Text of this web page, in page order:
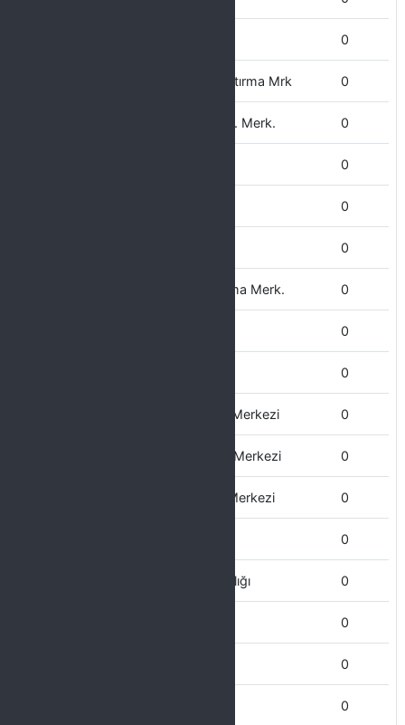
0
Uzaktan Eğitim Uygulama ve Araştırma Mrk 0
Tıbbi ve Aromatik Bitkiler Uyg. Arş. Merk. 0
0
0
0
Sürekli Eğitim Uygulama ve Arştırma Merk. 0
0
0
Sosyal Araştırmalar ve Uygulama Merkezi 0
Siyasal Araştırmalar ve Uygulama Merkezi 0
Sağlık Bilimleri Uygulama ve Arş. Merkezi 0
0
Sağlık Kültür ve Spor Daire Başkanlığı 0
0
0
0